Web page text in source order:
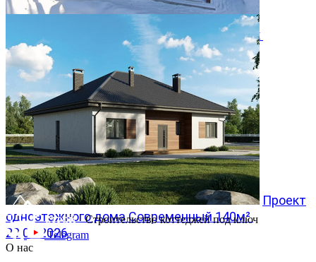
Двухэтажный дом 366м² в КП Заповедник
28.07.2026
Проект
одноэтажного дома Современный 140м²
20.07.2026
Строительство коттеджей под ключ
Telegram
О нас